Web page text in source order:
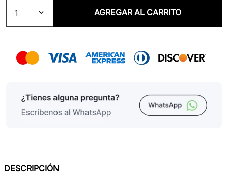
1 AGREGAR AL CARRITO
DESCRIPCIÓN